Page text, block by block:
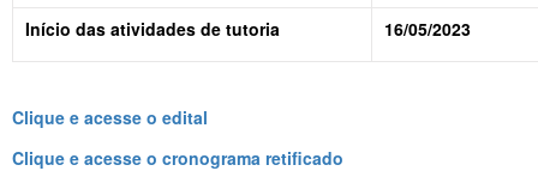
Início das atividades de tutoria 16/05/2023
Clique e acesse o edital
Clique e acesse o cronograma retificado